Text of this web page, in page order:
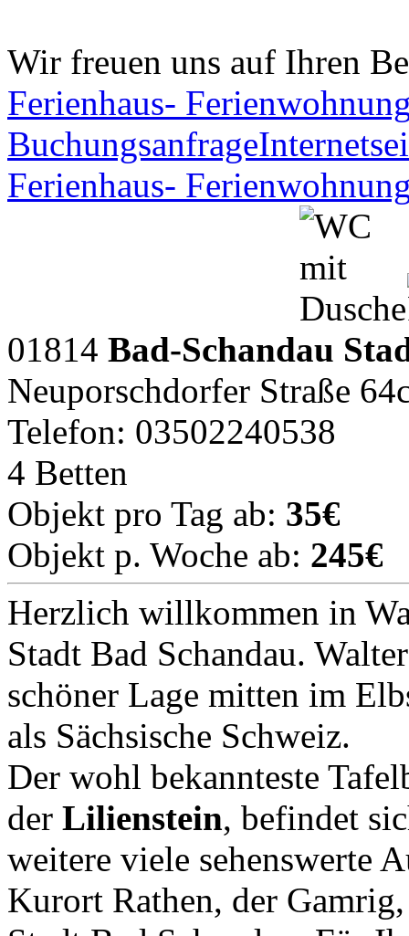
Wir freuen uns auf Ihren
Ferienhaus-
Buchungsanfrage
Ferienhaus-
01814 Bad-Schandau
Neuporschdorfer Straße
Telefon: 03502240538
4 Betten
Objekt pro Tag ab: 35€
Objekt p. Woche ab: 245€
Herzlich willkommen in
Stadt Bad Schandau.
schöner Lage mitten im
als Sächsische Schweiz.
Der wohl bekannteste
der Lilienstein, befindet
weitere viele sehenswerte
Kurort Rathen, der